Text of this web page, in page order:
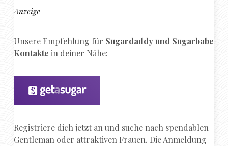
Anzeige
Unsere Empfehlung für Sugardaddy und Sugarbabe
Kontakte in deiner Nähe:
Registriere dich jetzt an und suche nach spendablen
Gentleman oder attraktiven Frauen. Die Anmeldung